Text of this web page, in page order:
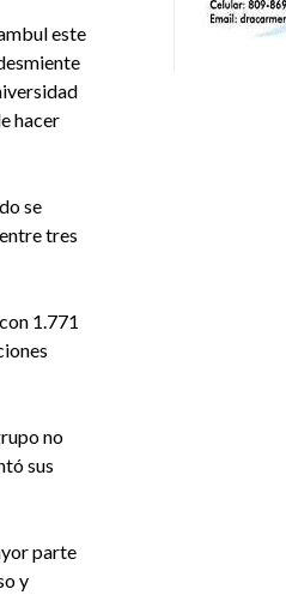
este
hacer
se
tres
1.771
no
sus
parte
y